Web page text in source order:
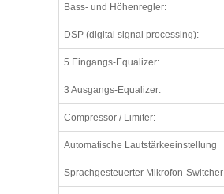
Bass- und Höhenregler:
DSP (digital signal processing):
5 Eingangs-Equalizer:
3 Ausgangs-Equalizer:
Compressor / Limiter:
Automatische Lautstärkeeinstellung
Sprachgesteuerter Mikrofon-Switcher